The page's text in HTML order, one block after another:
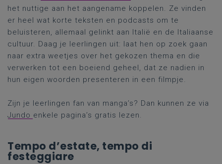
het nuttige aan het aangename koppelen. Ze vinden
er heel wat korte teksten en podcasts om te
beluisteren, allemaal gelinkt aan Italië en de Italiaanse
cultuur. Daag je leerlingen uit: laat hen op zoek gaan
naar extra weetjes over het gekozen thema en die
verwerken tot een boeiend geheel, dat ze nadien in
hun eigen woorden presenteren in een filmpje.
Zijn je leerlingen fan van manga’s? Dan kunnen ze via
Jundo enkele pagina’s gratis lezen.
Tempo d’estate, tempo di
festeggiare